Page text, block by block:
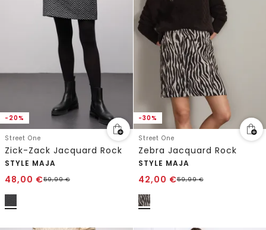
-20%
Street One
Zick-Zack Jacquard Rock
STYLE MAJA
48,00 €59,99€
-30%
Street One
Zebra Jacquard Rock
STYLE MAJA
42,00 €59,99€